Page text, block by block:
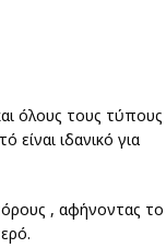
όλους τους τύπους
είναι ιδανικό για
, αφήνοντας το